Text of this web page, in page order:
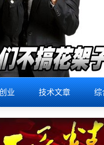
业 技术文章 综